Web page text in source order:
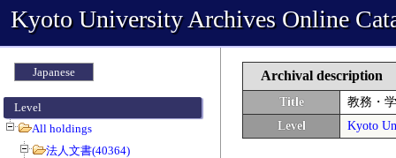
Kyoto University Archives Online
Japanese
Level
All holdings
法人文書(40364)
Archival description
Title
教務・
Level
Kyoto